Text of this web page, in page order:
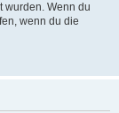
wurden. Wenn du
wenn du die